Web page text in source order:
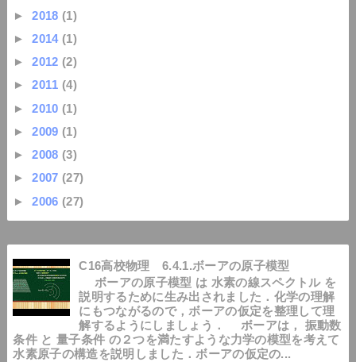
►2018 (1)
►2014 (1)
►2012 (2)
►2011 (4)
►2010 (1)
►2009 (1)
►2008 (3)
►2007 (27)
►2006 (27)
C16高校物理 6.4.1.ボーアの原子模型
ボーアの原子模型 は 水素の線スペクトル を
説明するために生み出されました．化学の理解
にもつながるので，ボーアの仮定を整理して理
解するようにしましょう． ボーアは， 振動数
条件 と 量子条件 の２つを満たすような力学の模型を考えて
水素原子の構造を説明しました．ボーアの仮定の...